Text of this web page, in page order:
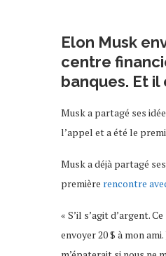
Elon Musk
centre
banques. Et
Musk a partagé ses
l’appel et a été le
Musk a déjà partagé
première rencontre
« S’il s’agit d’argent.
envoyer 20 $ à mon